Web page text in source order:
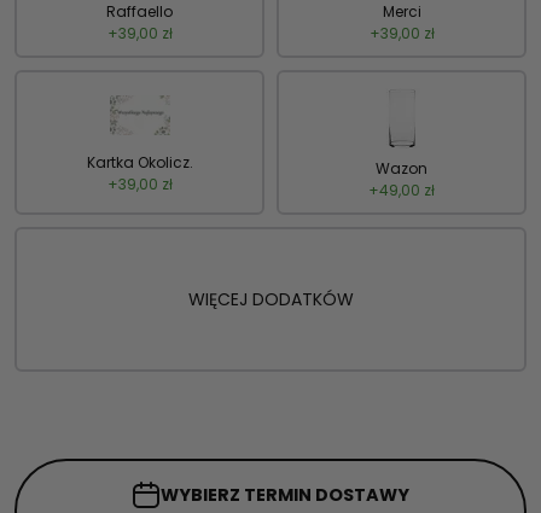
Raffaello
+39,00 zł
Merci
+39,00 zł
Kartka Okolicz.
+39,00 zł
Wazon
+49,00 zł
WIĘCEJ DODATKÓW
WYBIERZ TERMIN DOSTAWY